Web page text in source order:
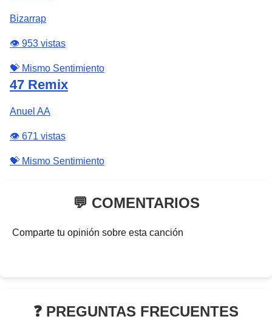
Bizarrap
👁️ 953 vistas
💝 Mismo Sentimiento
47 Remix
Anuel AA
👁️ 671 vistas
💝 Mismo Sentimiento
💬 COMENTARIOS
Comparte tu opinión sobre esta canción
❓ PREGUNTAS FRECUENTES